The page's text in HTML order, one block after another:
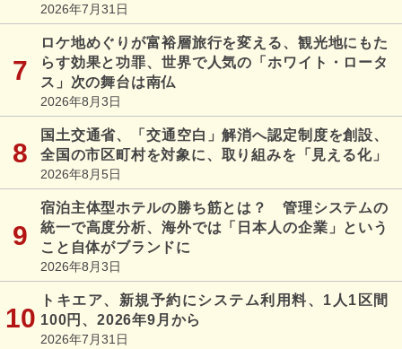
2026年7月31日
ロケ地めぐりが富裕層旅行を変える、観光地にもた
らす効果と功罪、世界で人気の「ホワイト・ロータ
ス」次の舞台は南仏
2026年8月3日
国土交通省、「交通空白」解消へ認定制度を創設、
全国の市区町村を対象に、取り組みを「見える化」
2026年8月5日
宿泊主体型ホテルの勝ち筋とは？ 管理システムの
統一で高度分析、海外では「日本人の企業」という
こと自体がブランドに
2026年8月3日
トキエア、新規予約にシステム利用料、1人1区間
100円、2026年9月から
2026年7月31日